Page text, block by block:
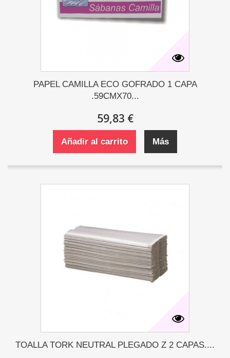
PAPEL CAMILLA ECO GOFRADO 1 CAPA
.59CMX70...
59,83 €
Añadir al carrito Más
TOALLA TORK NEUTRAL PLEGADO Z 2 CAPAS....